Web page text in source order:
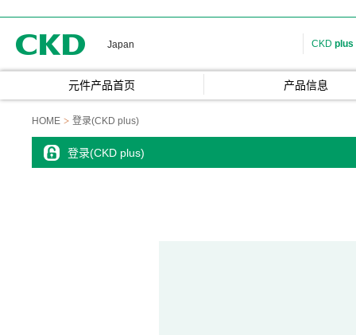
Japan CKD plus
元件产品首页 产品信息
HOME 登录(CKD plus)
登录(CKD plus)